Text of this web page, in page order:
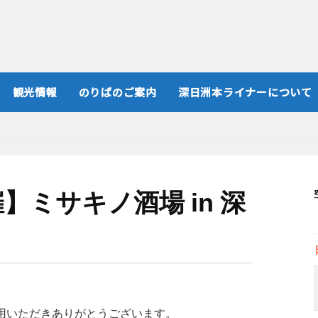
観光情報 のりばのご案内 深日洲本ライナーについて
ミサキノ酒場 in 深
ただきありがとうございます。